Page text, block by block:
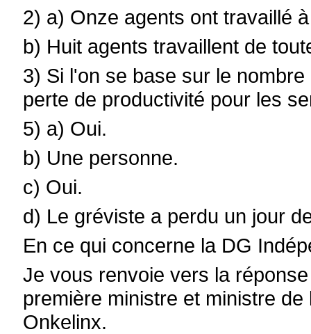
2) a) Onze agents ont travaillé
b) Huit agents travaillent de
3) Si l'on se base sur le
perte de productivité pour les
5) a) Oui.
b) Une personne.
c) Oui.
d) Le gréviste a perdu un jour
En ce qui concerne la DG
Je vous renvoie vers la
première ministre et ministre
Onkelinx.